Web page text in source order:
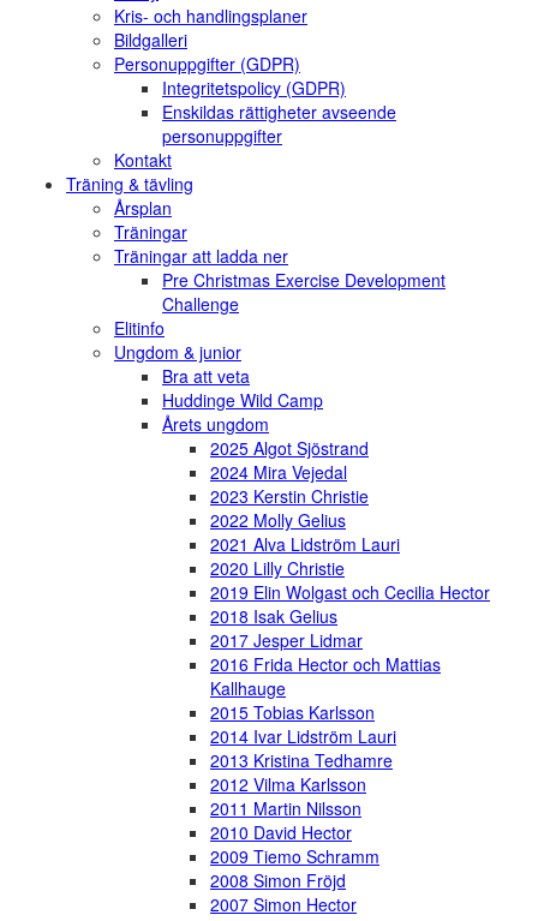
Kris- och handlingsplaner
Bildgalleri
Personuppgifter (GDPR)
Integritetspolicy (GDPR)
Enskildas rättigheter avseende
personuppgifter
Kontakt
Träning & tävling
Årsplan
Träningar
Träningar att ladda ner
Pre Christmas Exercise Development
Challenge
Elitinfo
Ungdom & junior
Bra att veta
Huddinge Wild Camp
Årets ungdom
2025 Algot Sjöstrand
2024 Mira Vejedal
2023 Kerstin Christie
2022 Molly Gelius
2021 Alva Lidström Lauri
2020 Lilly Christie
2019 Elin Wolgast och Cecilia Hector
2018 Isak Gelius
2017 Jesper Lidmar
2016 Frida Hector och Mattias
Kallhauge
2015 Tobias Karlsson
2014 Ivar Lidström Lauri
2013 Kristina Tedhamre
2012 Vilma Karlsson
2011 Martin Nilsson
2010 David Hector
2009 Tiemo Schramm
2008 Simon Fröjd
2007 Simon Hector